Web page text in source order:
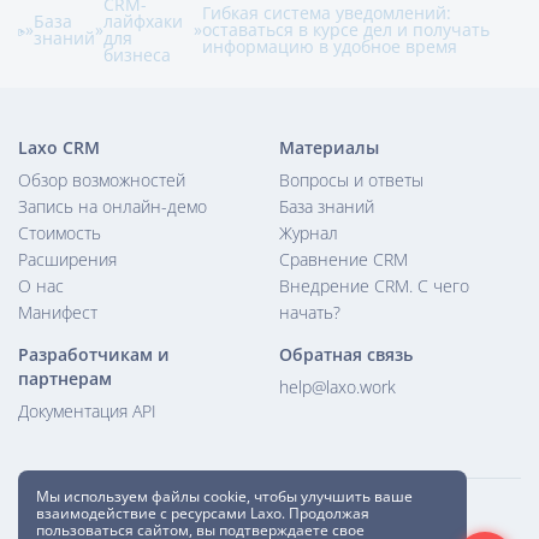
Мы используем файлы cookie, чтобы улучшить ваше
взаимодействие с ресурсами Laxo. Продолжая
пользоваться сайтом, вы подтверждаете свое
»База
знаний»
CRM-
лайфхаки
для
бизнеса
»
Гибкая система уведомлений:
оставаться в курсе дел и получать
информацию в удобное время
Laxo CRM
Обзор возможностей
Запись на онлайн-демо
Стоимость
Расширения
О нас
Манифест
Материалы
Вопросы и ответы
База знаний
Журнал
Сравнение CRM
Внедрение CRM. С чего
начать?
Разработчикам и
партнерам
Документация API
Обратная связь
help@laxo.work
© Laxo LLC 2026